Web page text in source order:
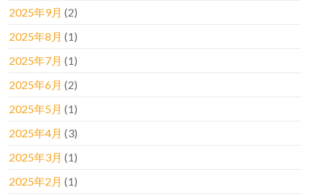
2025年9月 (2)
2025年8月 (1)
2025年7月 (1)
2025年6月 (2)
2025年5月 (1)
2025年4月 (3)
2025年3月 (1)
2025年2月 (1)